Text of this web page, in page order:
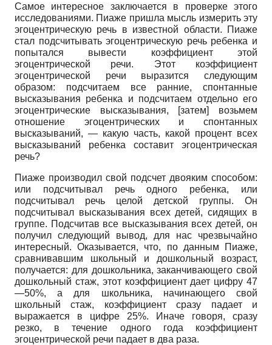
Самое интересное заключается в проверке этого
исследованиями. Пиаже пришла мысль измерить эту
эгоцентрическую речь в известной области. Пиаже
стал подсчитывать эгоцентрическую речь ребенка и
попытался вывести коэффициент этой
эгоцентрической речи. Этот коэффициент
эгоцентрической речи выразится следующим
образом: подсчитаем все ранние, спонтанные
высказывания ребенка и подсчитаем отдельно его
эгоцентрические высказывания, [затем] возьмем
отношение эгоцентрических и спонтанных
высказываний, — какую часть, какой процент всех
высказываний ребенка составит эгоцентрическая
речь?
Пиаже производил свой подсчет двояким способом:
или подсчитывал речь одного ребенка, или
подсчитывал речь целой детской группы. Он
подсчитывал высказывания всех детей, сидящих в
группе. Подсчитав все высказывания всех детей, он
получил следующий вывод, для нас чрезвычайно
интересный. Оказывается, что, по данным Пиаже,
сравнивавшим школьный и дошкольный возраст,
получается: для дошкольника, заканчивающего свой
дошкольный стаж, этот коэффициент дает цифру 47
—50%,а для школьника, начинающего свой
школьный стаж, коэффициент сразу падает и
выражается в цифре 25%.
Иначе говоря, сразу
резко, в течение одного года коэффициент
эгоцентрической речи падает в два раза.